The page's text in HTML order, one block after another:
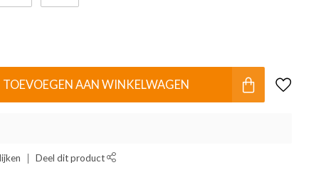
TOEVOEGEN AAN WINKELWAGEN
Deel dit product